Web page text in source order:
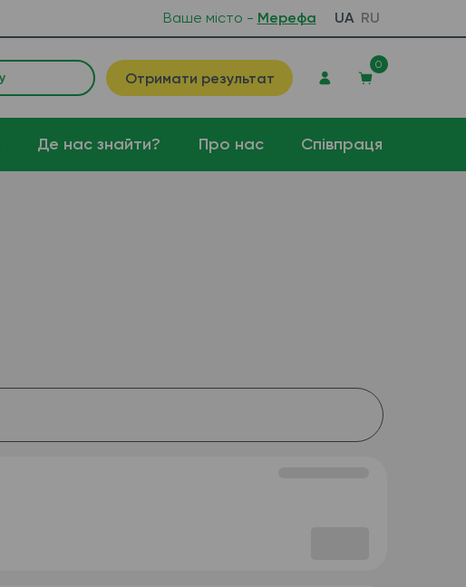
Ваше місто - Мерефа UA RU
Отримати результат
0
Де нас знайти? Про нас Співпраця